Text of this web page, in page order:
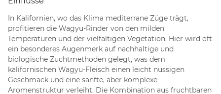
In Kalifornien, wo das Klima mediterrane Züge trägt,
profitieren die Wagyu-Rinder von den milden
Temperaturen und der vielfältigen Vegetation. Hier wird oft
ein besonderes Augenmerk auf nachhaltige und
biologische Zuchtmethoden gelegt, was dem
kalifornischen Wagyu-Fleisch einen leicht nussigen
Geschmack und eine sanfte, aber komplexe
Aromenstruktur verleiht. Die Kombination aus fruchtbaren